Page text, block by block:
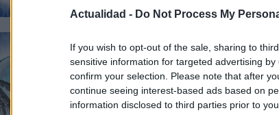
Actualidad - Do Not Process My
If you wish to opt-out of the sale, sharing to
sensitive information for targeted advertising
confirm your selection. Please note that after
continue seeing interest-based ads based on
information disclosed to third parties prior to
Metal Gear Solid:
espectacular arte
nuevas imágenes
9 mayo, 2020